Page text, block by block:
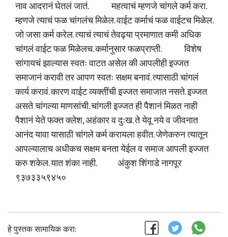
नाव आदरानं घेतलं जातं. महत्वाचं म्हणजे चांगले कर्म करा.
म्हणजे त्याचं फळ चांगलंच मिळेल. वाईट कर्माचं फळ वाईटच मिळेल.
जो जसा कर्म करेल. त्याचं त्याचं तेवढ्या प्रमाणात कमी अधिक
चांगलं वाईट फळ मिळेलच. कर्मानुसार फळप्राप्ती. विशेष
सांगायचं झाल्यास स्वतः वाटत असेल की आपलीही इज्जत
समाजानं करावी तर आपण स्वतः सक्षम बनावं. त्यासाठी चांगलं
कार्य करावं. कारण वाईट व्यक्तींची इज्जत समाजात नसते. इज्जत
असते चांगल्या माणसांची. चांगली इज्जत ही पैशानं मिळत नाही
पैशानं येते फक्त क्लेश, अहंकार व दुःख. ते येवू नये व जीवनात
आनंद यावा यासाठी चांगले कर्म करायला हवीत. जेणेकरुन त्यातून
आपल्यालाच अधीकच सक्षम बनता येईल व समाज आपली इज्जत
करु शकेल. यात शंका नाही. अंकुश शिंगाडे नागपूर
९३७३३५९४५०
हे पुस्तक सामायिक करा: